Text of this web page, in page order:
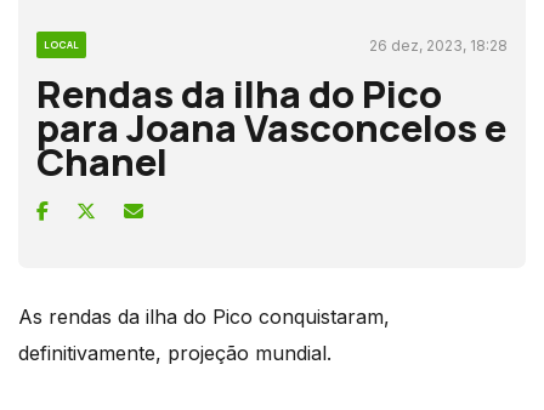
LOCAL 26 dez, 2023, 18:28
Rendas da ilha do Pico
para Joana Vasconcelos e
Chanel
As rendas da ilha do Pico conquistaram,
definitivamente, projeção mundial.